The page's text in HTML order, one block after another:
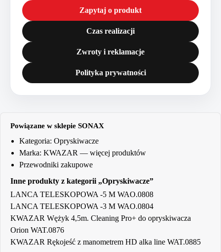
Zapytaj o produkt
Czas realizacji
Zwroty i reklamacje
Polityka prywatności
Powiązane w sklepie SONAX
Kategoria: Opryskiwacze
Marka: KWAZAR — więcej produktów
Przewodniki zakupowe
Inne produkty z kategorii „Opryskiwacze”
LANCA TELESKOPOWA -5 M WAO.0808
LANCA TELESKOPOWA -3 M WAO.0804
KWAZAR Wężyk 4,5m. Cleaning Pro+ do opryskiwacza
Orion WAT.0876
KWAZAR Rękojeść z manometrem HD alka line WAT.0885